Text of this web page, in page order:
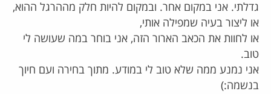
גדלתי. אני במקום אחר. ובמקום להיות חלק מההרגל ההוא,
או ליצור בעיה שמפילה אותי,
או לחוות את הכאב הארור הזה, אני בוחר במה שעושה לי
טוב.
אני נמנע ממה שלא טוב לי במודע. מתוך בחירה ועם חיוך
בנשמה:)